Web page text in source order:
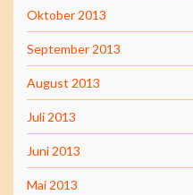
Oktober 2013
September 2013
August 2013
Juli 2013
Juni 2013
Mai 2013